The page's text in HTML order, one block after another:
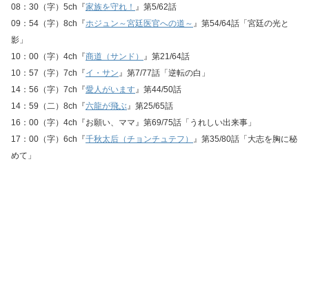
08：30（字）5ch『家族を守れ！ 』第5/62話
09：54（字）8ch『ホジュン～宮廷医官への道～ 』第54/64話「宮廷の光と
影」
10：00（字）4ch『商道（サンド） 』第21/64話
10：57（字）7ch『イ・サン』第7/77話「逆転の白」
14：56（字）7ch『愛人がいます』第44/50話
14：59（二）8ch『六龍が飛ぶ』第25/65話
16：00（字）4ch『お願い、ママ』第69/75話「うれしい出来事」
17：00（字）6ch『千秋太后（チョンチュテフ） 』第35/80話「大志を胸に秘
めて」